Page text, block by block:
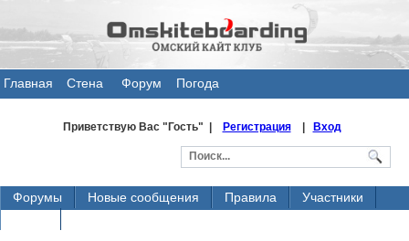
Главная
Стена
Форум Погода
Приветствую Вас"Гость" | Регистрация| Вход
Форумы Новые сообщения Правила
Участники